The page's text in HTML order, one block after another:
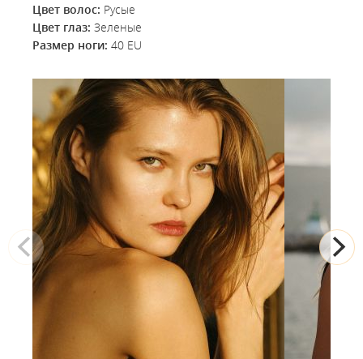
Цвет волос: Русые
Цвет глаз: Зеленые
Размер ноги: 40 EU